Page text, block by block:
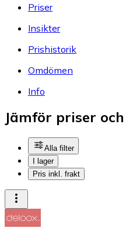
Priser
Insikter
Prishistorik
Omdömen
Info
Jämför priser
Alla filter
I lager
Pris inkl. frakt